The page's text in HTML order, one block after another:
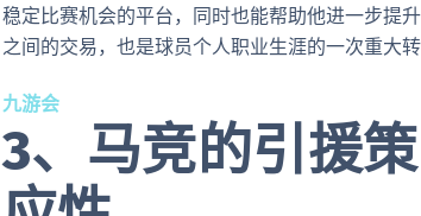
稳定比赛机会的平台，同时也能帮助他进一步提
之间的交易，也是球员个人职业生涯的一次重大转
九游会
3、马竞的引援